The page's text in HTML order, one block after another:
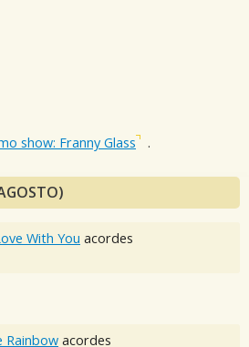
show: Franny Glass .
With You acordes
Rainbow acordes